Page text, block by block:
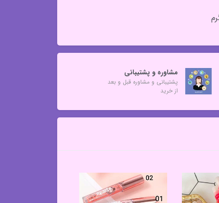
مشاوره و پشتیبانی
پشتیبانی و مشاوره قبل و بعد
از خرید